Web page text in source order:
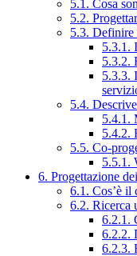
5.1. Cosa
5.2.
5.3.
5.3.1.
5.3.2.
5.3.3.
5.4.
5.4.1.
5.4.2.
5.5. Co-
5.5.1.
6. Progettazione
6.1. Cos’è il
6.2. Ricerca
6.2.1.
6.2.2.
6.2.3.